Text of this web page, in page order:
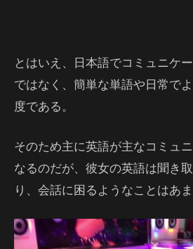
とはいえ、日本語でコミュニケ
ではなく、簡単な単語や日常で
度である。
そのため主に英語が主なコミュ
なるのだが、彼女の英語は聞き
り、会話に困るようなことはあま